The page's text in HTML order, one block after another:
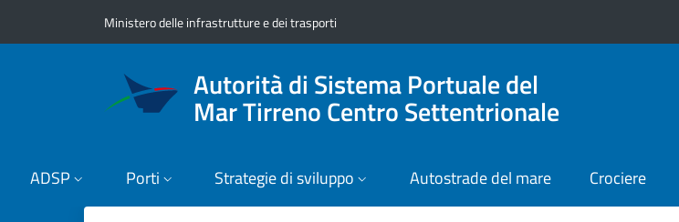
Ministero delle infrastrutture e dei trasporti
Autorità di Sistema Portuale del
Mar Tirreno Centro Settentrionale
ADSP Porti Strategie di sviluppo Autostrade del mare Crociere